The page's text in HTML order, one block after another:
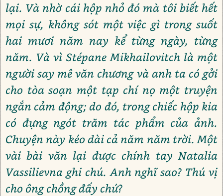
lại. Và nhờ cái hộp nhỏ đó mà tôi biết hết
mọi sự, không sót một việc gì trong suốt
hai mươi năm nay kể từng ngày, từng
năm. Và vì Stépane Mikhailovitch là một
người say mê văn chương và anh ta có gởi
cho tòa soạn một tạp chí nọ một truyện
ngắn cảm động; do đó, trong chiếc hộp kia
có đựng ngót trăm tác phẩm của ảnh.
Chuyện này kéo dài cả năm năm trời. Một
vài bài văn lại được chính tay Natalia
Vassilievna ghi chú. Anh nghĩ sao? Thú vị
cho ông chồng đấy chứ?